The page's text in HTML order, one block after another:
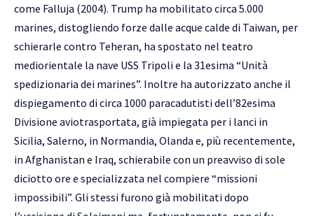
come Falluja (2004). Trump ha mobilitato circa 5.000
marines, distogliendo forze dalle acque calde di Taiwan, per
schierarle contro Teheran, ha spostato nel teatro
mediorientale la nave USS Tripoli e la 31esima “Unità
spedizionaria dei marines”. Inoltre ha autorizzato anche il
dispiegamento di circa 1000 paracadutisti dell’82esima
Divisione aviotrasportata, già impiegata per i lanci in
Sicilia, Salerno, in Normandia, Olanda e, più recentemente,
in Afghanistan e Iraq, schierabile con un preavviso di sole
diciotto ore e specializzata nel compiere “missioni
impossibili”. Gli stessi furono già mobilitati dopo